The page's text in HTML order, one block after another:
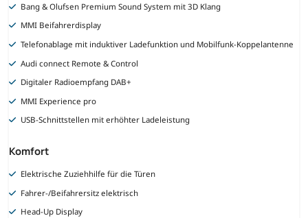
Bang & Olufsen Premium Sound System mit 3D Klang
MMI Beifahrerdisplay
Telefonablage mit induktiver Ladefunktion und Mobilfunk-Koppelantenne
Audi connect Remote & Control
Digitaler Radioempfang DAB+
MMI Experience pro
USB-Schnittstellen mit erhöhter Ladeleistung
Komfort
Elektrische Zuziehhilfe für die Türen
Fahrer-/Beifahrersitz elektrisch
Head-Up Display